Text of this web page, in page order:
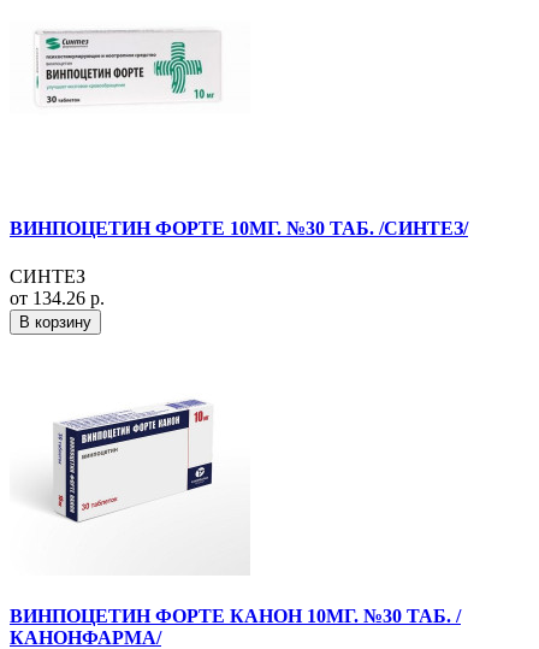
ВИНПОЦЕТИН ФОРТЕ 10МГ. №30 ТАБ. /СИНТЕЗ/
СИНТЕЗ
от 134.26 р.
В корзину
ВИНПОЦЕТИН ФОРТЕ КАНОН 10МГ. №30 ТАБ. /
КАНОНФАРМА/